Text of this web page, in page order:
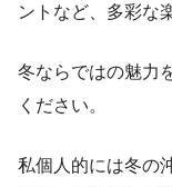
ントなど、多彩な
冬ならではの魅力
ください。
私個人的には冬の